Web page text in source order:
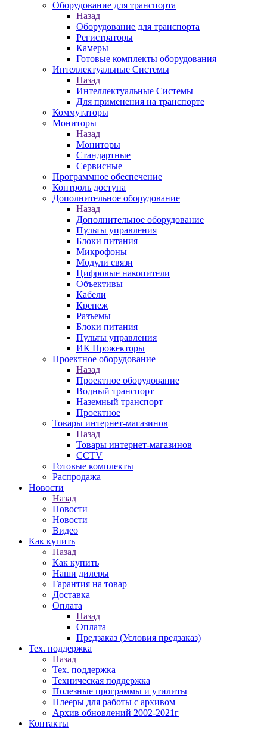
Оборудование для транспорта
Назад
Оборудование для транспорта
Регистраторы
Камеры
Готовые комплекты оборудования
Интеллектуальные Системы
Назад
Интеллектуальные Системы
Для применения на транспорте
Коммутаторы
Мониторы
Назад
Мониторы
Стандартные
Сервисные
Программное обеспечение
Контроль доступа
Дополнительное оборудование
Назад
Дополнительное оборудование
Пульты управления
Блоки питания
Микрофоны
Модули связи
Цифровые накопители
Объективы
Кабели
Крепеж
Разъемы
Блоки питания
Пульты управления
ИК Прожекторы
Проектное оборудование
Назад
Проектное оборудование
Водный транспорт
Наземный транспорт
Проектное
Товары интернет-магазинов
Назад
Товары интернет-магазинов
CCTV
Готовые комплекты
Распродажа
Новости
Назад
Новости
Новости
Видео
Как купить
Назад
Как купить
Наши дилеры
Гарантия на товар
Доставка
Оплата
Назад
Оплата
Предзаказ (Условия предзаказ)
Тех. поддержка
Назад
Тех. поддержка
Техническая поддержка
Полезные программы и утилиты
Плееры для работы с архивом
Архив обновлений 2002-2021г
Контакты